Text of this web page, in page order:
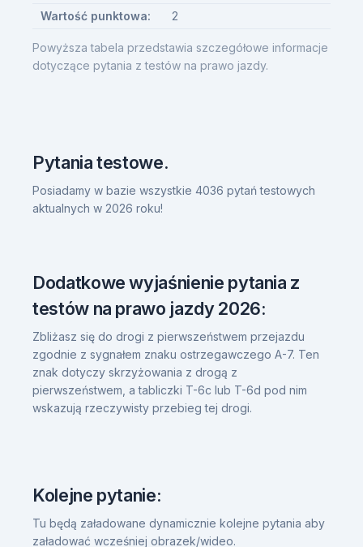
Powyższa tabela przedstawia szczegółowe informacje
dotyczące pytania z testów na prawo jazdy.
Wartość punktowa: 2
Pytania testowe.
Posiadamy w bazie wszystkie 4036 pytań testowych
aktualnych w 2026 roku!
Dodatkowe wyjaśnienie pytania z
testów na prawo jazdy 2026:
Zbliżasz się do drogi z pierwszeństwem przejazdu
zgodnie z sygnałem znaku ostrzegawczego A-7. Ten
znak dotyczy skrzyżowania z drogą z
pierwszeństwem, a tabliczki T-6c lub T-6d pod nim
wskazują rzeczywisty przebieg tej drogi.
Kolejne pytanie:
Tu będą załadowane dynamicznie kolejne pytania aby
załadować wcześniej obrazek/wideo.